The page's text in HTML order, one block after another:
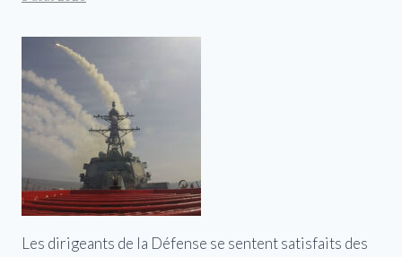
Les dirigeants de la Défense se sentent satisfaits des